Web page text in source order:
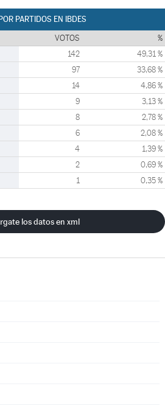
PARTIDOS EN IBDES
VOTOS %
142 49,31 %
97 33,68 %
14 4,86 %
9 3,13 %
8 2,78 %
6 2,08 %
4 1,39 %
2 0,69 %
1 0,35 %
los datos en xml